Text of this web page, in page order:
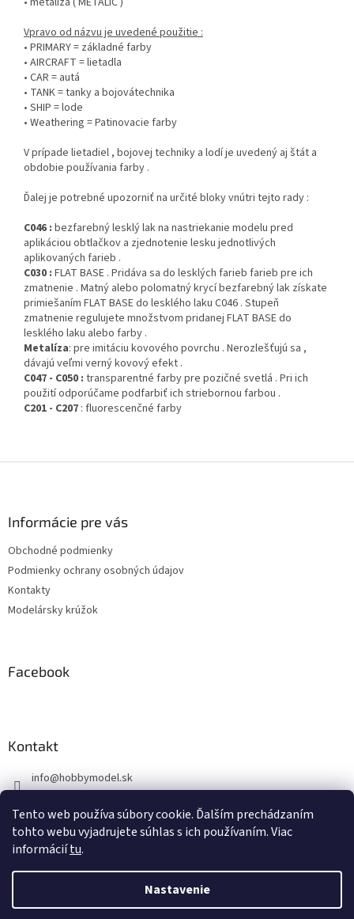
Tento web používa súbory cookie. Ďalším prechádzaním
tohto webu vyjadrujete súhlas s ich používaním. Viac
informáciítu.
Nastavenie
Vpravo od názvu je uvedené použitie :
• PRIMARY = základné farby
• AIRCRAFT = lietadla
• CAR = autá
• TANK = tanky a bojovátechnika
• SHIP = lode
• Weathering = Patinovacie farby
V prípade lietadiel , bojovej techniky a lodí je uvedený aj štát a
obdobie používania farby .
Ďalej je potrebné upozorniť na určité bloky vnútri tejto rady :
C046 : bezfarebný lesklý lak na nastriekanie modelu pred
aplikáciou obtlačkov a zjednotenie lesku jednotlivých
aplikovaných farieb .
C030 : FLAT BASE . Pridáva sa do lesklých farieb farieb pre ich
zmatnenie . Matný alebo polomatný krycí bezfarebný lak získate
primiešaním FLAT BASE do lesklého laku C046 . Stupeň
zmatnenie regulujete množstvom pridanej FLAT BASE do
lesklého laku alebo farby .
Metalíza: pre imitáciu kovového povrchu . Nerozlešťujú sa ,
dávajú veľmi verný kovový efekt .
C047 - C050 : transparentné farby pre pozičné svetlá . Pri ich
použití odporúčame podfarbiť ich striebornou farbou .
C201 - C207 : fluorescenčné farby
Informácie pre vás
Obchodné podmienky
Podmienky ochrany osobných údajov
Kontakty
Modelársky krúžok
Facebook
Kontakt
info@hobbymodel.sk
https://www.facebook.com/skhobbymodel
Vytvoril Shoptet